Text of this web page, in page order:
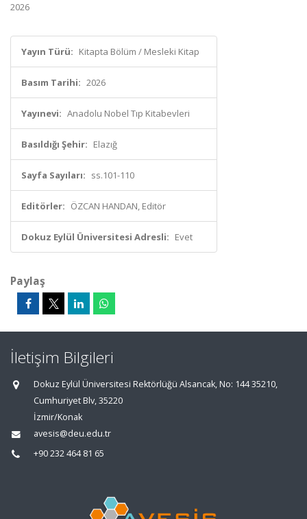
2026
Yayın Türü: Kitapta Bölüm / Mesleki Kitap
Basım Tarihi: 2026
Yayınevi: Anadolu Nobel Tıp Kitabevleri
Basıldığı Şehir: Elazığ
Sayfa Sayıları: ss.101-110
Editörler: ÖZCAN HANDAN, Editör
Dokuz Eylül Üniversitesi Adresli: Evet
Paylaş
İletişim Bilgileri
Dokuz Eylül Üniversitesi Rektörlüğü Alsancak, No: 144 35210,
Cumhuriyet Blv, 35220
İzmir/Konak
avesis@deu.edu.tr
+90 232 464 81 65